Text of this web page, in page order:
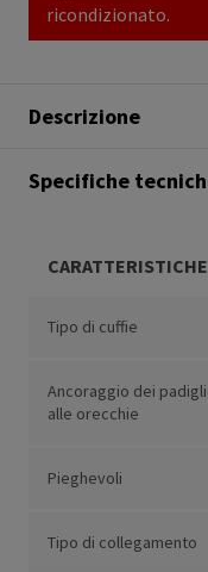
ricondizionato.
Descrizione
Specifiche
CARATTERISTICHE
Tipo di cuffie
Ancoraggio dei
alle orecchie
Pieghevoli
Tipo di collegamento